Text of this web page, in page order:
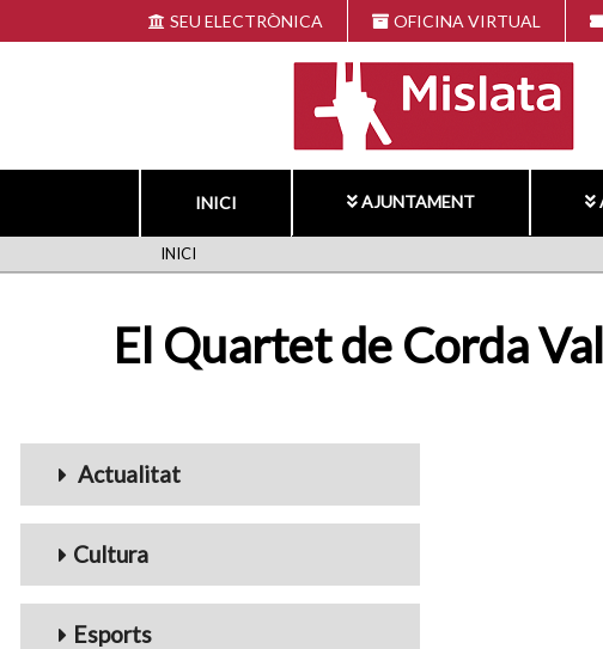
al
SEU ELECTRÒNICA OFICINA VIRTUAL
INICI AJUNTAMENT
FIL
D'ARIADNA
INICI
El Quartet de Corda
Menu_Videos
Actualitat
Cultura
Esports